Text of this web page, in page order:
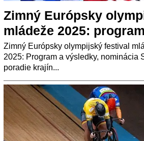
Zimný Európsky
mládeže 2025:
Zimný Európsky olympijský festival
2025: Program a výsledky, nominácia
poradie krajín...